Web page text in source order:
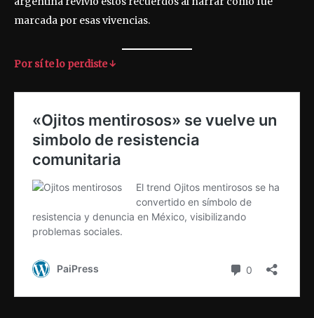
marcada por esas vivencias.
Por sí te lo perdiste ↓